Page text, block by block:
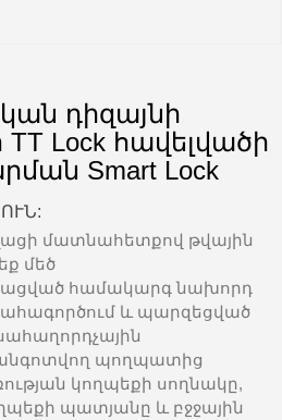
դիզայնի
Lock հավելվածի
Smart Lock
մատնահետքով թվային
մեծ
համակարգ նախորդ
շահագործում և պարզեցված
պողպատից
կողպեքի սողնակը,
պատյանը և բջջային